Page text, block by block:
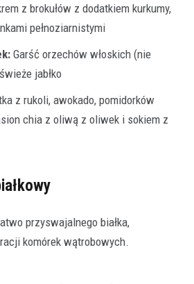
z brokułów z dodatkiem kurkumy,
pełnoziarnistymi
Garść orzechów włoskich (nie
jabłko
z rukoli, awokado, pomidorków
chia z oliwą z oliwek i sokiem z
przyswajalnego białka,
komórek wątrobowych.